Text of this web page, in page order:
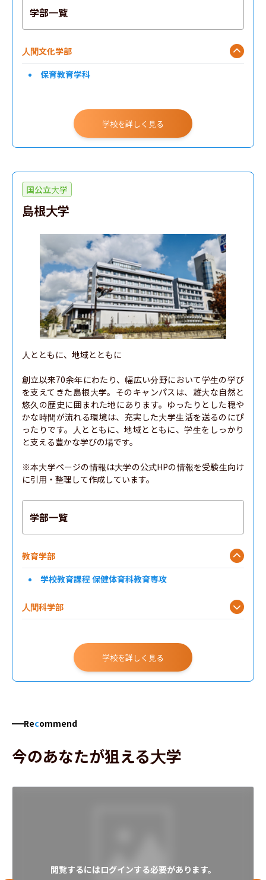
学部一覧
人間文化学部
保育教育学科
学校を詳しく見る
国公立大学
島根大学
人とともに、地域とともに
創立以来70余年にわたり、幅広い分野において学生の学び
を支えてきた島根大学。そのキャンパスは、雄大な自然と
悠久の歴史に囲まれた地にあります。ゆったりとした穏や
かな時間が流れる環境は、充実した大学生活を送るのにぴ
ったりです。人とともに、地域とともに、学生をしっかり
と支える豊かな学びの場です。
※本大学ページの情報は大学の公式HPの情報を受験生向け
に引用・整理して作成しています。
学部一覧
教育学部
学校教育課程 保健体育科教育専攻
人間科学部
学校を詳しく見る
Recommend
今のあなたが狙える大学
閲覧するにはログインする必要があります。